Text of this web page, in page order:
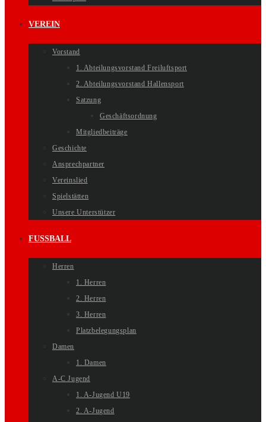
VEREIN
Vorstand
1. Abteilungsvorstand Freiluftsport
2. Abteilungsvorstand Hallensport
Satzung
Geschäftsordnung
Mitgliedbeiträge
Geschichte
Ansprechpartner
Vereinslied
Spielstätten
Unsere Unterstützer
FUSSBALL
Herren
1. Herren
2. Herren
3. Herren
Platzbelegungsplan
Damen
1. Damen
A-C Jugend
1. A-Jugend U19
2. A-Jugend